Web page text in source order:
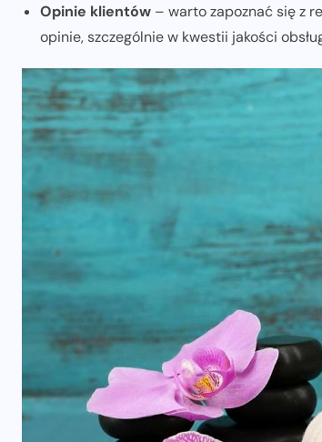
Opinie klientów – warto zapoznać się z
opinie, szczególnie w kwestii jakości